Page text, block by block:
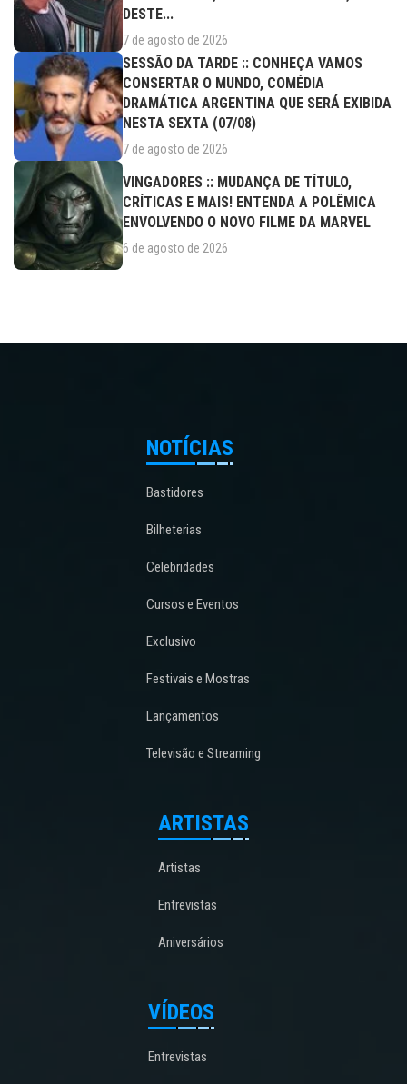
DESTE...
7 de agosto de 2026
SESSÃO DA TARDE :: CONHEÇA VAMOS
CONSERTAR O MUNDO, COMÉDIA
DRAMÁTICA ARGENTINA QUE SERÁ EXIBIDA
NESTA SEXTA (07/08)
7 de agosto de 2026
VINGADORES :: MUDANÇA DE TÍTULO,
CRÍTICAS E MAIS! ENTENDA A POLÊMICA
ENVOLVENDO O NOVO FILME DA MARVEL
6 de agosto de 2026
NOTÍCIAS
Bastidores
Bilheterias
Celebridades
Cursos e Eventos
Exclusivo
Festivais e Mostras
Lançamentos
Televisão e Streaming
ARTISTAS
Artistas
Entrevistas
Aniversários
VÍDEOS
Entrevistas